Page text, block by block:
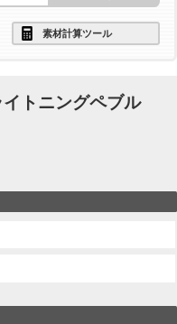
素材計算ツール
トニングペブル